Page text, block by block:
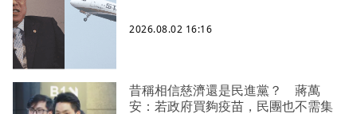
2026.08.02 16:16
昔稱相信慈濟還是民進黨？ 蔣萬
安：若政府買夠疫苗，民團也不需集